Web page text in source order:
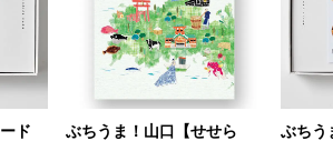
ド
ぶちうま！山口【せせら
ぶち